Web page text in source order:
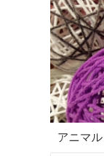
アニマ